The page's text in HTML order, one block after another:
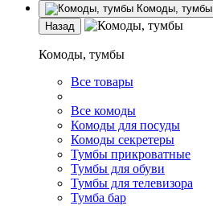
Комоды, тумбы
Назад
Комоды, тумбы
Все товары
Все комоды
Комоды для посуды
Комоды секретеры
Тумбы прикроватные
Тумбы для обуви
Тумбы для телевизора
Тумба бар